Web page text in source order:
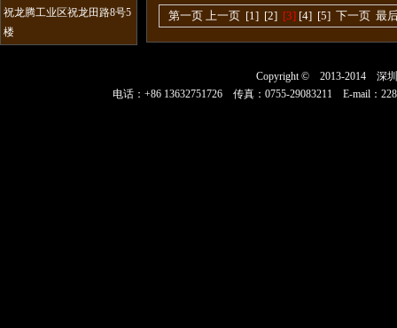
祝龙腾工业区祝龙田路8号5
楼
第一页 上一页 [1] [2] [3] [4] [5] 下一页 最
Copyright © 2013-2014 深
电话：+86 13632751726 传真：0755-29083211 E-mail：